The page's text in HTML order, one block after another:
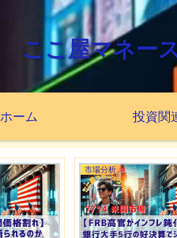
ここ屋マネー
ホーム 投資関
市場分析